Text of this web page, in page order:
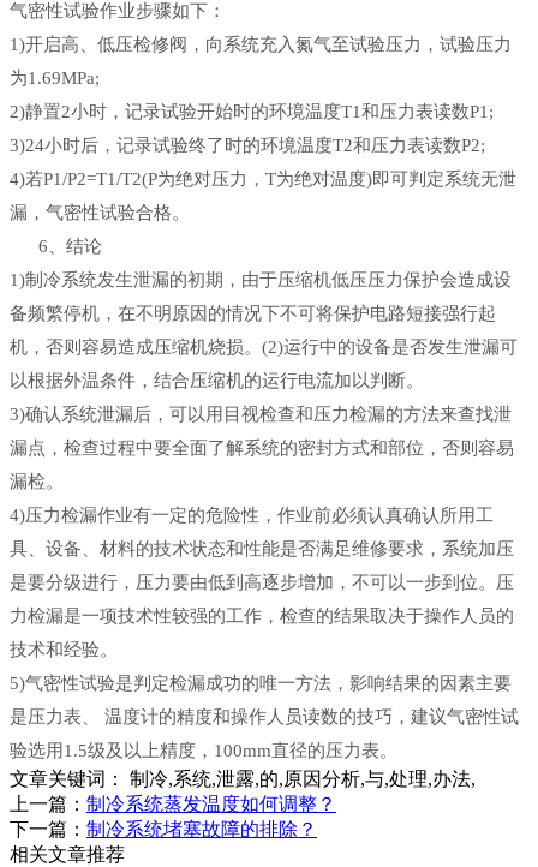
气密性试验作业步骤如下：
1)开启高、低压检修阀，向系统充入氮气至试验压力，试验压力
为1.69MPa;
2)静置2小时，记录试验开始时的环境温度T1和压力表读数P1;
3)24小时后，记录试验终了时的环境温度T2和压力表读数P2;
4)若P1/P2=T1/T2(P为绝对压力，T为绝对温度)即可判定系统无泄
漏，气密性试验合格。
6、结论
1)制冷系统发生泄漏的初期，由于压缩机低压压力保护会造成设
备频繁停机，在不明原因的情况下不可将保护电路短接强行起
机，否则容易造成压缩机烧损。(2)运行中的设备是否发生泄漏可
以根据外温条件，结合压缩机的运行电流加以判断。
3)确认系统泄漏后，可以用目视检查和压力检漏的方法来查找泄
漏点，检查过程中要全面了解系统的密封方式和部位，否则容易
漏检。
4)压力检漏作业有一定的危险性，作业前必须认真确认所用工
具、设备、材料的技术状态和性能是否满足维修要求，系统加压
是要分级进行，压力要由低到高逐步增加，不可以一步到位。压
力检漏是一项技术性较强的工作，检查的结果取决于操作人员的
技术和经验。
5)气密性试验是判定检漏成功的唯一方法，影响结果的因素主要
是压力表、 温度计的精度和操作人员读数的技巧，建议气密性试
验选用1.5级及以上精度，100mm直径的压力表。
文章关键词：
制冷,系统,泄露,的,原因分析,与,处理,办法,
上一篇： 制冷系统蒸发温度如何调整？
下一篇： 制冷系统堵塞故障的排除？
相关文章推荐